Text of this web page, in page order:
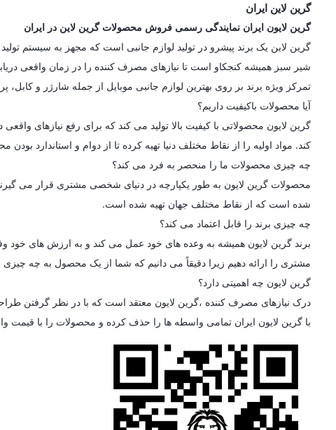
گرین لاین ایران
گرین لایون ایران نمایندگی رسمی فروش محصولات گرین لاین در ایران
شیر سبز همیشه کنجکاو است تا نیازهای مصرف کننده را در زمان واقعی
تمرکز ویژه برند بر روی بهترین لوازم جانبی موبایل از جمله شارژر و کابل،
آیا محصولات باکیفیت داریم؟
گرین لایون محصولاتی با کیفیت بالا تولید می کند که برای رفع
کند. مواد اولیه را از نقاط مختلف دنیا تهیه کرده تا از دوام و استاندارد
چه چیزی محصولات ما را منحصر به فرد می کند؟
محصولات گرین لایون به طور یکپارچه در دنیای شخصی مشتری قرار می گیرند.
شده است که از نقاط مختلف جهان تهیه شده است.
چه چیزی برند را قابل اعتماد می کند؟
برند گرین لایون همیشه به وعده های خود عمل می کند و به ارزش های خود
مشتری را ارائه دهیم زیرا دقیقاً می دانیم که شما از یک محصول به چه چیزی
گرین لایون چه اهمیتی دارد؟
درک نیازهای مصرف کننده ،گرین لایون معتقد است که با در نظر گرفتن
با گرین لایون ایران تمامی واسطه ها را حذف کرده و محصولات را با قیمت